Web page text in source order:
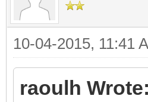
10-04-2015, 11:41
raoulh Wrote: